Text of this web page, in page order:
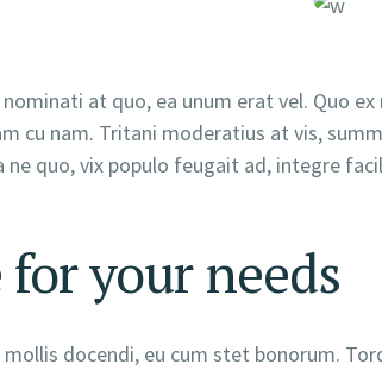
at quo, ea unum erat vel. Quo
cu nam. Tritani moderatius at vis,
ne quo, vix populo feugait ad, integre
your needs
docendi, eu cum stet bonorum.